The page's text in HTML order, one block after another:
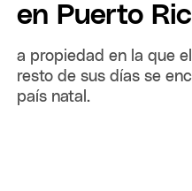
en Puerto
a propiedad en la que
resto de sus días se
país natal.